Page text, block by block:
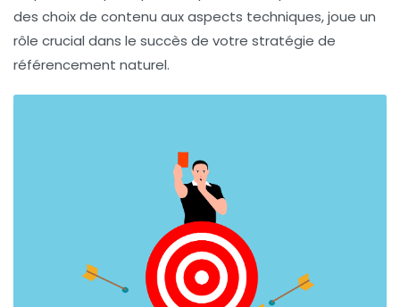
des choix de contenu aux aspects techniques, joue un
rôle crucial dans le succès de votre stratégie de
référencement naturel.